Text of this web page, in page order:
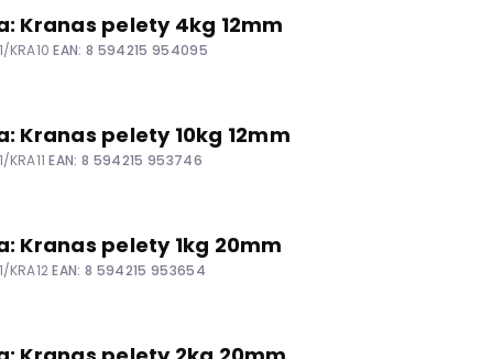
Kranas pelety 4kg 12mm
KRA10EAN: 8 594215 954095
Kranas pelety 10kg 12mm
KRA11EAN: 8 594215 953746
Kranas pelety 1kg 20mm
KRA12EAN: 8 594215 953654